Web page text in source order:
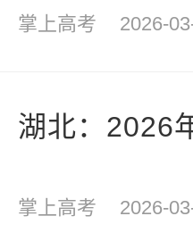
掌上高考 2026-
湖北：2026
掌上高考 2026-